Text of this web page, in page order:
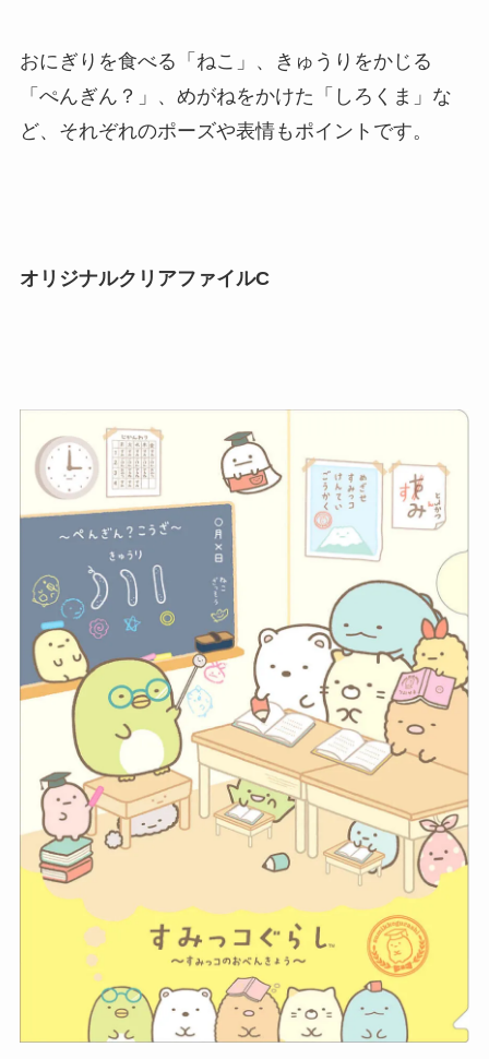
おにぎりを食べる「ねこ」、きゅうりをかじる
「ぺんぎん？」、めがねをかけた「しろくま」な
ど、それぞれのポーズや表情もポイントです。
オリジナルクリアファイルC